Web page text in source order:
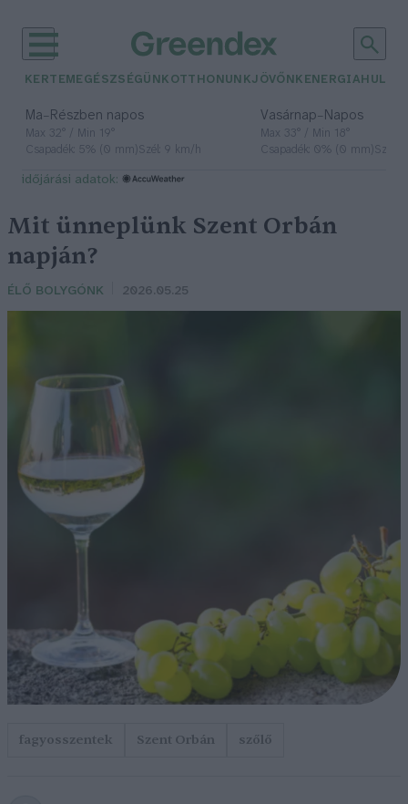
KERTEM EGÉSZSÉGÜNK OTTHONUNKJÖVŐNK ENERGIA
Ma– Részben napos
Max 32° / Min 19°
Csapadék: 5% (0 mm)Szél: 9 km/h
Vasárnap– Napos
Max 33° / Min 18°
Csapadék: 0% (0 mm)Szél:
időjárási adatok:
Mit ünneplünk Szent Orbán
napján?
ÉLŐ BOLYGÓNK 2026.05.25
fagyosszentek Szent Orbán szőlő